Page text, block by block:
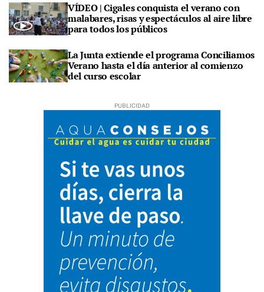
VÍDEO | Cigales conquista el verano con
malabares, risas y espectáculos al aire libre
para todos los públicos
La Junta extiende el programa Conciliamos
Verano hasta el día anterior al comienzo
del curso escolar